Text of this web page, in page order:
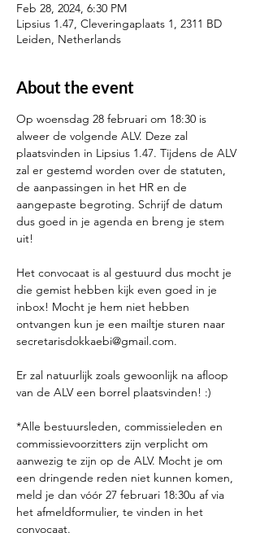
Feb 28, 2024, 6:30 PM
Lipsius 1.47, Cleveringaplaats 1, 2311 BD
Leiden, Netherlands
About the event
Op woensdag 28 februari om 18:30 is
alweer de volgende ALV. Deze zal
plaatsvinden in Lipsius 1.47. Tijdens de ALV
zal er gestemd worden over de statuten,
de aanpassingen in het HR en de
aangepaste begroting. Schrijf de datum
dus goed in je agenda en breng je stem
uit!
Het convocaat is al gestuurd dus mocht je
die gemist hebben kijk even goed in je
inbox! Mocht je hem niet hebben
ontvangen kun je een mailtje sturen naar
secretarisdokkaebi@gmail.com.
Er zal natuurlijk zoals gewoonlijk na afloop
van de ALV een borrel plaatsvinden! :)
*Alle bestuursleden, commissieleden en
commissievoorzitters zijn verplicht om
aanwezig te zijn op de ALV. Mocht je om
een dringende reden niet kunnen komen,
meld je dan vóór 27 februari 18:30u af via
het afmeldformulier, te vinden in het
convocaat.